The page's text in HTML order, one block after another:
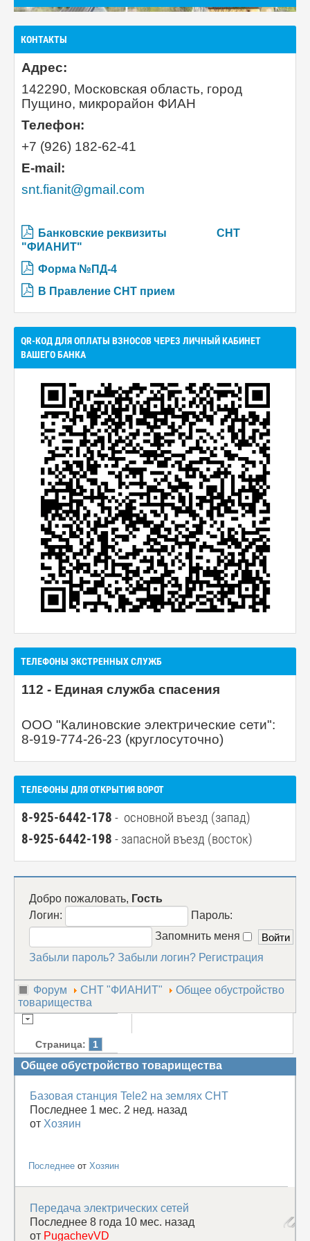
КОНТАКТЫ
Адрес:
142290, Московская область, город
Пущино, микрорайон ФИАН
Телефон:
+7 (926) 182-62-41
E-mail:
snt.fianit@gmail.com
Банковские реквизиты
СНТ
"ФИАНИТ"
Форма №ПД-4
В Правление СНТ прием
QR-КОД ДЛЯ ОПЛАТЫ ВЗНОСОВ ЧЕРЕЗ ЛИЧНЫЙ КАБИНЕТ
ВАШЕГО БАНКА
ТЕЛЕФОНЫ ЭКСТРЕННЫХ СЛУЖБ
112 - Единая служба спасения
ООО "Калиновские электрические сети":
8-919-774-26-23 (круглосуточно)
ТЕЛЕФОНЫ ДЛЯ ОТКРЫТИЯ ВОРОТ
8-925-6442-178 - основной въезд (запад)
8-925-6442-198 - запасной въезд (восток)
Добро пожаловать, Гость
Логин:
Пароль:
Запомнить меня
Забыли пароль? Забыли логин? Регистрация
Форум СНТ "ФИАНИТ"
Общее обустройство
товарищества
Страница: 1
Общее обустройство товарищества
Базовая станция Tele2 на землях СНТ
Последнее 1 мес. 2 нед. назад
от Хозяин
Последнее отХозяин
Передача электрических сетей
Последнее 8 года 10 мес. назад
от PugachevVD